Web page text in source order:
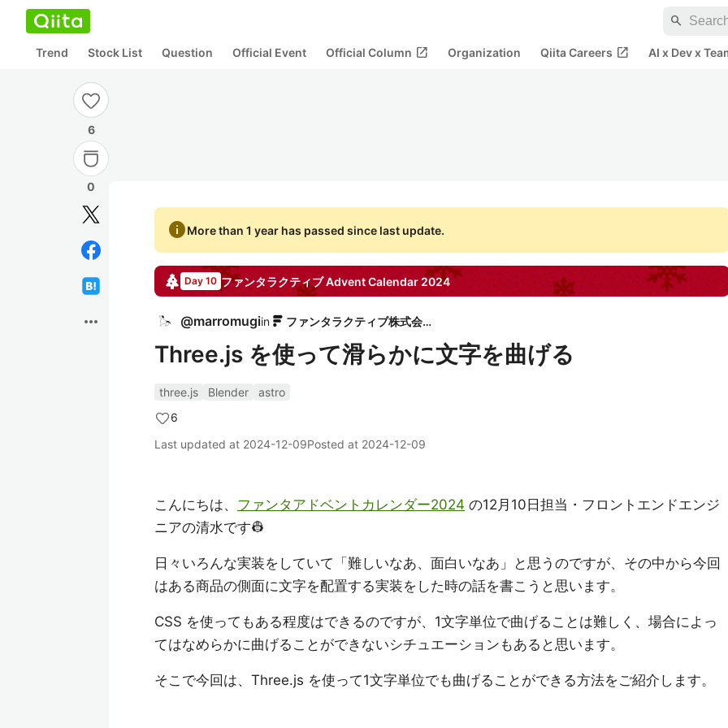
search
Trend Stock List Question Official Event Official Column open_in_new Organization Qiita Careers open_in_new AI x Dev x
6
0
more_horiz
infoMore than 1 year has passed since last update.
Day 10 ファンタラクティブAdvent Calendar 2024
@marromugiin ファンタラクティブ株式会社
Three.js を使って滑らかに文字を曲げる
three.js Blender
astro
6
Last updated at 2024-12-09Posted at 2024-12-09
こんにちは、 ファンタアドベントカレンダー2024 の12月10日担当・フロントエンドエンジ
ニアの清水です👷
日々いろんな実装をしていて「難しいなあ、面白いなあ」と思うのですが、その中から今回
はある商品の側面に文字を配置する実装をした時の話を書こうと思います。
CSS を使ってもある程度はできるのですが、1文字単位で曲げることは難しく、場合によっ
てはなめらかに曲げることができないシチュエーションもあると思います。
そこで今回は、Three.js を使って1文字単位でも曲げることができる方法をご紹介します。